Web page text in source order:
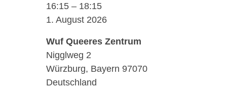
16:15 – 18:15
1. August 2026
Wuf Queeres Zentrum
Nigglweg 2
Würzburg, Bayern 97070
Deutschland